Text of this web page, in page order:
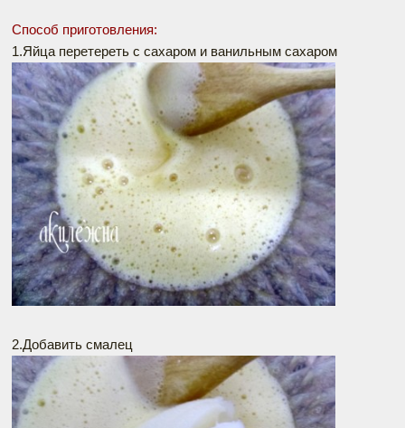
Способ приготовления:
1.Яйца перетереть с сахаром и ванильным сахаром
2.Добавить смалец